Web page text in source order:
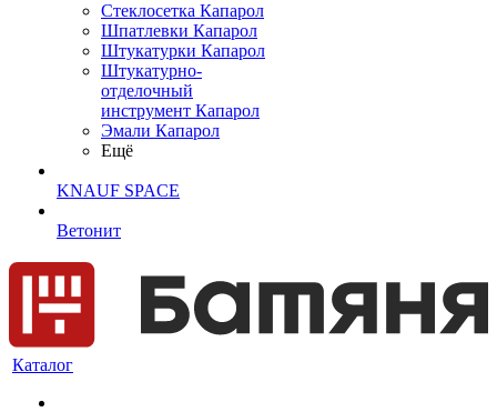
Cтеклосетка Капарол
Шпатлевки Капарол
Штукатурки Капарол
Штукатурно-
отделочный
инструмент Капарол
Эмали Капарол
Ещё
KNAUF SPACE
Ветонит
Каталог